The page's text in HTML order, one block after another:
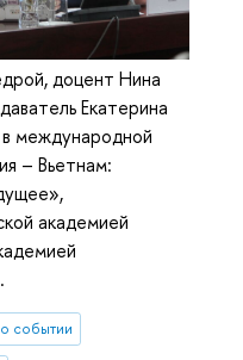
доцент Нина
Екатерина
международной
– Вьетнам:
академией
событии